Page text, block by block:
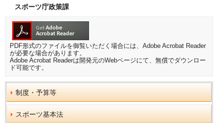
スポーツ庁政策課
PDF形式のファイルを御覧いただく場合には、Adobe Acrobat Reader
が必要な場合があります。
Adobe Acrobat Readerは開発元のWebページにて、無償でダウンロー
ド可能です。
制度・予算等
スポーツ基本法